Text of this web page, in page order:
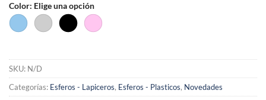
Color: Elige una opción
SKU: N/D
Categorías: Esferos - Lapiceros, Esferos - Plasticos, Novedades